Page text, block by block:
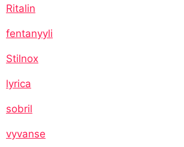
Ritalin
fentanyyli
Stilnox
lyrica
sobril
vyvanse